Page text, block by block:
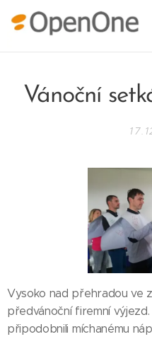
Vánoční
Vysoko nad přehradou ve
předvánoční firemní
připodobnili míchanému